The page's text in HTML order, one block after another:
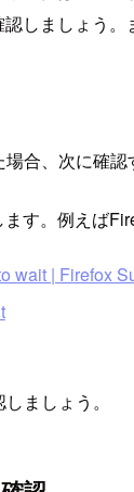
しましょう
合、次に確
す。例えば
wait | Firefox
ましょう。